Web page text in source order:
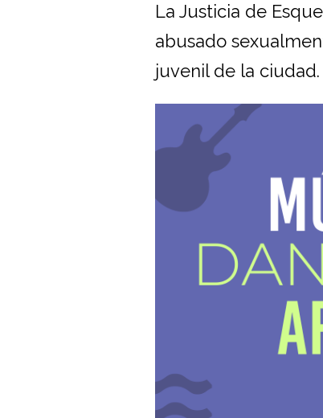
La Justicia de
abusado
juvenil de la ciudad.